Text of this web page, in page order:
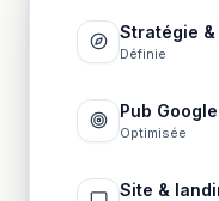
Stratégie
Définie
Pub
Optimisée
Site &